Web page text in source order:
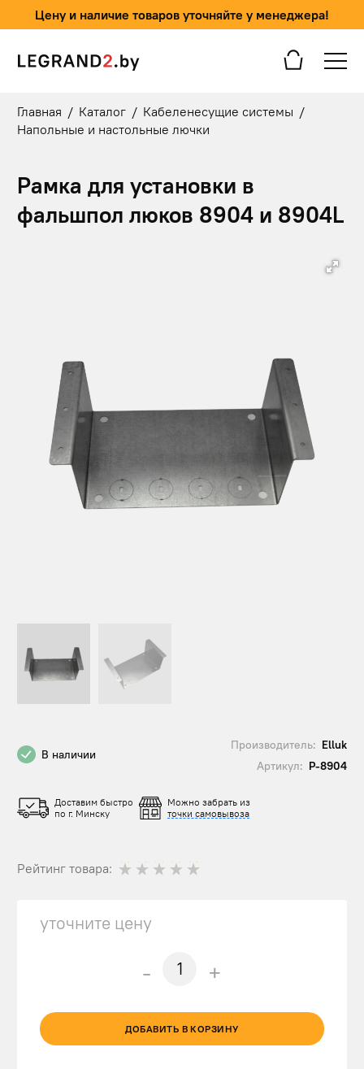
Цену и наличие товаров уточняйте у менеджера!
Главная / Каталог / Кабеленесущие системы /
Напольные и настольные лючки
Рамка для установки в
фальшпол люков 8904 и 8904L
В наличии
Производитель: Elluk
Артикул: Р-8904
Доставим быстро
по г. Минску
Можно забрать из
точки самовывоза
Рейтинг товара:
уточните цену
- +
ДОБАВИТЬ В КОРЗИНУ